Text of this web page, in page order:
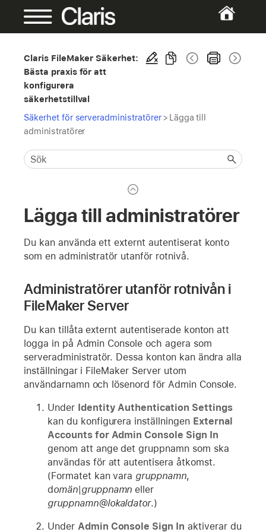
Claris FileMaker Säkerhet:
Bästa praxis för att
konfigurera
säkerhetstillval
Säkerhet för serveradministratörer> Lägga till
administratörer
Lägga till administratörer
Du kan använda ett externt autentiserat konto
som en administratör utanför rotnivå.
Administratörer utanför rotnivån i
FileMaker Server
Du kan tillåta externt autentiserade konton att
logga in på Admin Console och agera som
serveradministratör. Dessa konton kan ändra alla
inställningar i FileMaker Server utom
användarnamn och lösenord för Admin Console.
Under Identity Authentication Settings
kan du konfigurera inställningen External
Accounts for Admin Console Sign In
genom att ange det gruppnamn som ska
användas för att autentisera åtkomst.
(Formatet kan vara gruppnamn,
domän\gruppnamn eller
gruppnamn@lokaldator.)
Under Admin Console Sign In aktiverar du